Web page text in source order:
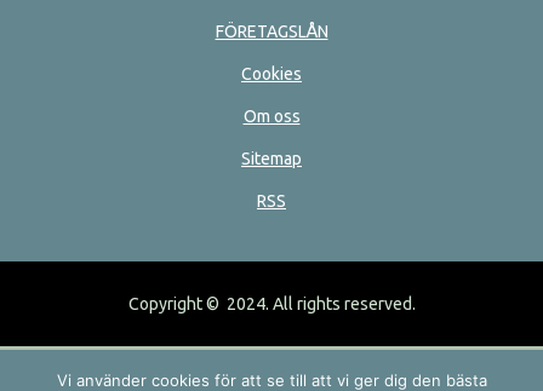
Vi använder cookies för att se till att vi ger dig den bästa